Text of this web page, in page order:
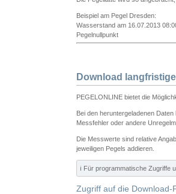
Beispiel am Pegel Dresden:
Wasserstand am 16.07.2013
Pegelnullpunkt
Download
PEGELONLINE bietet die
Bei den heruntergeladenen
Messfehler oder andere
Die Messwerte sind relative
jeweiligen Pegels addieren.
ℹ️ Für programmatische Zugriffe
Zugriff auf die Download-